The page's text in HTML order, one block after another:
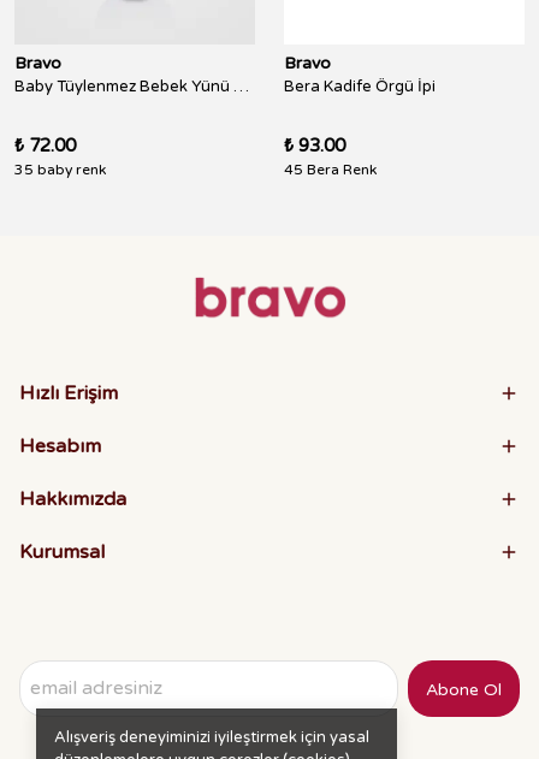
Alışveriş deneyiminizi iyileştirmek için yasal
Bravo
Baby Tüylenmez Bebek Yünü 100 Gr 250 Metre
₺ 72.00
35 baby renk
Bravo
Bera Kadife Örgü İpi
₺ 93.00
45 Bera Renk
Hızlı Erişim
Hesabım
Hakkımızda
Kurumsal
Abone Ol